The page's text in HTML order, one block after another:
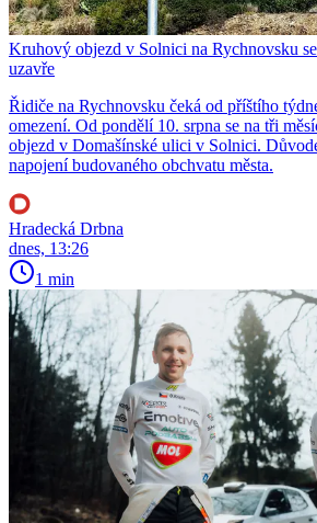
Kruhový objezd v Solnici na Rychnovsku
uzavře
Řidiče na Rychnovsku čeká od příštího
omezení. Od pondělí 10. srpna se na tři
objezd v Domašínské ulici v Solnici.
napojení budovaného obchvatu města.
Hradecká Drbna
dnes, 13:26
1 min